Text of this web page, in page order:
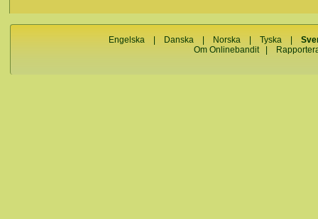
Engelska Danska Norska |Tyska |
Om Onlinebandit|